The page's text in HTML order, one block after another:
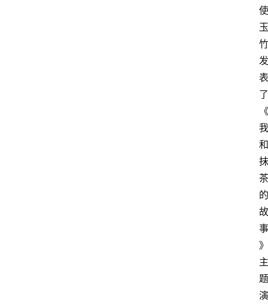
使
玉
竹
发
表
了
《
我
和
抹
茶
的
故
事
》
主
题
演